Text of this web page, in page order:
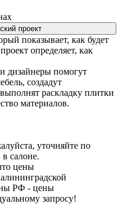
проект
показывает, как будет
определяет, как
дизайнеры помогут
создадут
раскладку плитки
материалов.
уточняйте по
салоне.
цены
РФ - цены
запросу!